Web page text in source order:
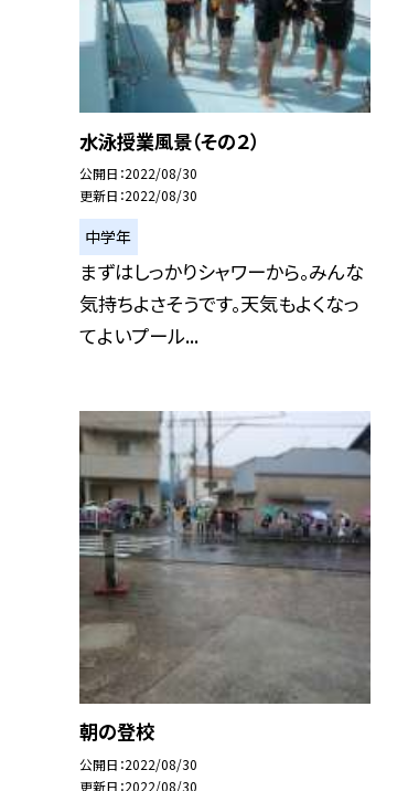
水泳授業風景（その２）
公開日 2022/08/30
更新日 2022/08/30
中学年
まずはしっかりシャワーから。みんな
気持ちよさそうです。天気もよくなっ
てよいプール...
朝の登校
公開日 2022/08/30
更新日 2022/08/30